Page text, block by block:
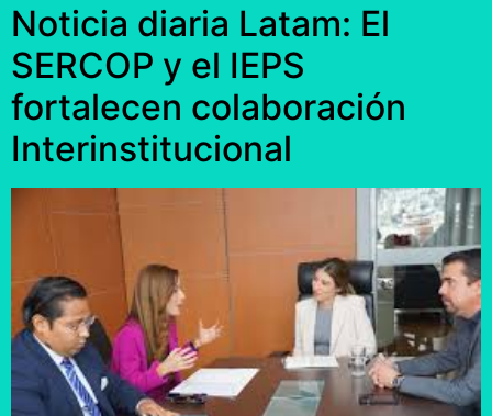
Noticia diaria Latam: El
SERCOP y el IEPS
fortalecen colaboración
Interinstitucional